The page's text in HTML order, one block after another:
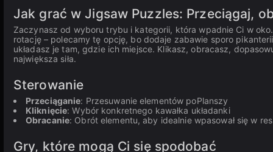
Jak grać w Jigsaw Puzzles: Przeciągaj,
Zaczynasz od wyboru trybu i kategorii, która wpadnie Ci w
rotację – polecamy tę opcję, bo dodaje zabawie sporo
układasz je tam, gdzie ich miejsce. Klikasz, obracasz,
największa siła.
Sterowanie
Przeciąganie: Przesuwanie elementów poPlanszy
Kliknięcie: Wybór konkretnego kawałka układanki
Obracanie: Obrót elementu, aby idealnie wpasował się w
Gry, które mogą Ci się spodobać